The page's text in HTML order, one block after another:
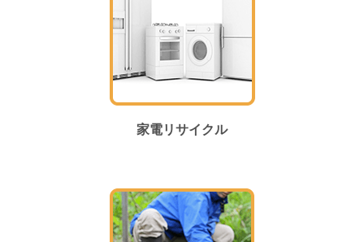
家電リサイクル